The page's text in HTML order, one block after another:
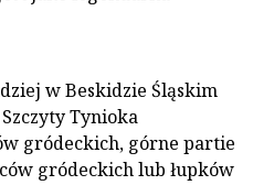
w Beskidzie Śląskim
Tynioka
gródeckich, górne partie
gródeckich lub łupków